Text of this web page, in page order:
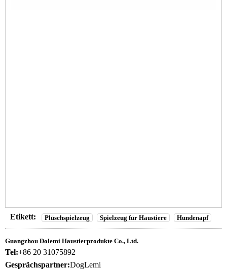
Etikett: Plüschspielzeug Spielzeug für Haustiere Hundenapf
Guangzhou Dolemi Haustierprodukte Co., Ltd.
Tel:+86 20 31075892
Gesprächspartner:DogLemi